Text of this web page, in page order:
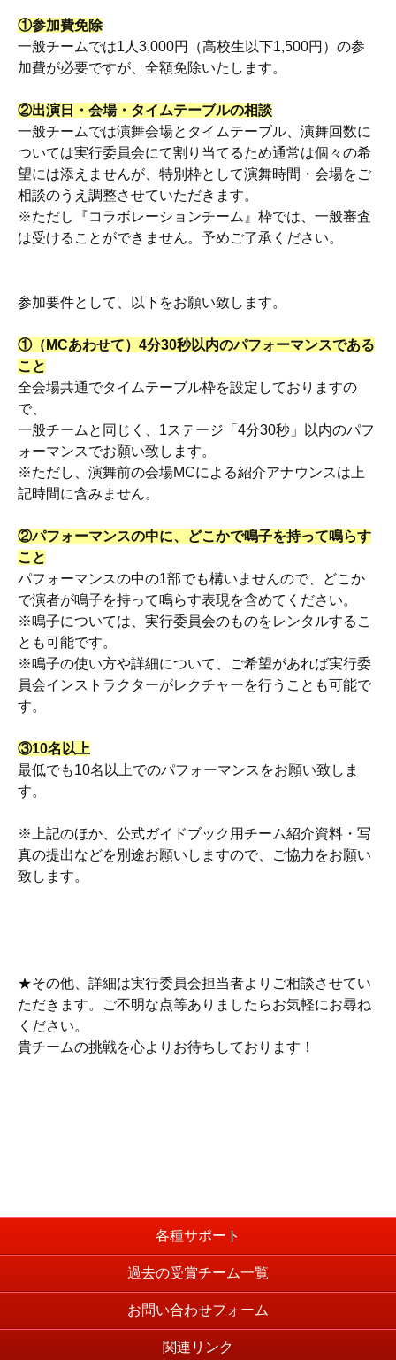
①参加費免除
一般チームでは1人3,000円（高校生以下1,500円）の参
加費が必要ですが、全額免除いたします。
②出演日・会場・タイムテーブルの相談
一般チームでは演舞会場とタイムテーブル、演舞回数に
ついては実行委員会にて割り当てるため通常は個々の希
望には添えませんが、特別枠として演舞時間・会場をご
相談のうえ調整させていただきます。
※ただし『コラボレーションチーム』枠では、一般審査
は受けることができません。予めご了承ください。
参加要件として、以下をお願い致します。
①（MCあわせて）4分30秒以内のパフォーマンスである
こと
全会場共通でタイムテーブル枠を設定しておりますの
で、
一般チームと同じく、1ステージ「4分30秒」以内のパフ
ォーマンスでお願い致します。
※ただし、演舞前の会場MCによる紹介アナウンスは上
記時間に含みません。
②パフォーマンスの中に、どこかで鳴子を持って鳴らす
こと
パフォーマンスの中の1部でも構いませんので、どこか
で演者が鳴子を持って鳴らす表現を含めてください。
※鳴子については、実行委員会のものをレンタルするこ
とも可能です。
※鳴子の使い方や詳細について、ご希望があれば実行委
員会インストラクターがレクチャーを行うことも可能で
す。
③10名以上
最低でも10名以上でのパフォーマンスをお願い致しま
す。
※上記のほか、公式ガイドブック用チーム紹介資料・写
真の提出などを別途お願いしますので、ご協力をお願い
致します。
★その他、詳細は実行委員会担当者よりご相談させてい
ただきます。ご不明な点等ありましたらお気軽にお尋ね
ください。
貴チームの挑戦を心よりお待ちしております！
各種サポート
過去の受賞チーム一覧
お問い合わせフォーム
関連リンク